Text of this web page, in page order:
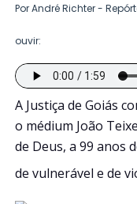
Por André Richter -
ouvir:
A Justiça de Goiás
o médium João
de Deus, a 99 anos
de vulnerável e de